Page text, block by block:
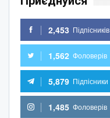
2,453 Підпісників
1,562 Фоловерів
5,879 Підпісники
1,485 Фоловерів